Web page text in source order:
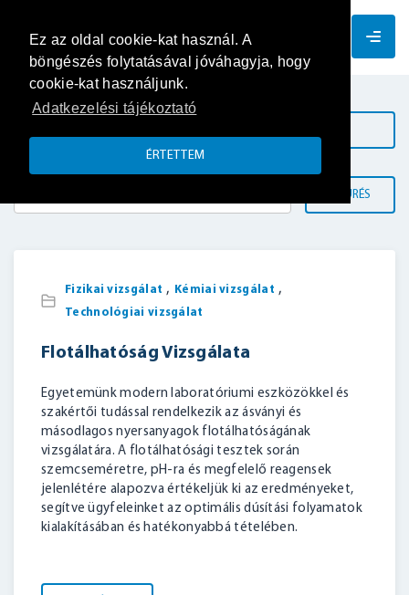
Ez az oldal cookie-kat használ. A
böngészés folytatásával jóváhagyja, hogy
cookie-kat használjunk.
Adatkezelési tájékoztató
ÉRTETTEM
SZŰRÉS
Fizikai vizsgálat , Kémiai vizsgálat ,
Technológiai vizsgálat
Flotálhatóság Vizsgálata
Egyetemünk modern laboratóriumi eszközökkel és
szakértői tudással rendelkezik az ásványi és
másodlagos nyersanyagok flotálhatóságának
vizsgálatára. A flotálhatósági tesztek során
szemcseméretre, pH-ra és megfelelő reagensek
jelenlétére alapozva értékeljük ki az eredményeket,
segítve ügyfeleinket az optimális dúsítási folyamatok
kialakításában és hatékonyabbá tételében.